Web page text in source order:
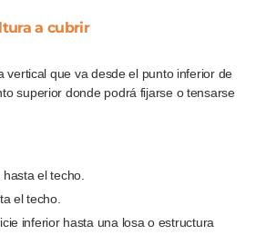
a cubrir
vertical que va desde el punto inferior de
superior donde podrá fijarse o tensarse
el techo.
el techo.
inferior hasta una losa o estructura